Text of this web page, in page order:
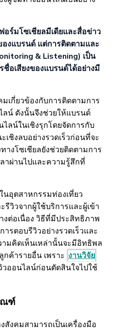
ร์มโซเชียลมีเดียและสื่อข่าว
งแบรนด์ แต่การติดตามและ
& Listening) เป็น
อเสียงของแบรนด์ได้อย่างมี
เกี่ยวข้องกับการติดตามการ
น์ ดังนั้นจึงช่วยให้แบรนด์
ไลน์ในเชิงรุกโดยจัดการกับ
ชิงลบอย่างรวดเร็วก่อนที่จะ
างโซเชียลยังช่วยติดตามการ
าผ่านไปและความรู้สึกที่
อุตสาหกรรมท่องเที่ยว
วิวจากผู้ใช้บริการและผู้เข้า
งต่อเนื่อง วิธีที่มีประสิทธิภาพ
รตอบรีวิวอย่างรวดเร็วและ
มคิดเห็นเหล่านั้นจะมีอิทธิพล
ค้ารายอื่น เพราะ งานวิจัย
ออนไลน์ก่อนตัดสินใจไปใช้
ณฑ์
สังคมสามารถเป็นเครื่องมือ